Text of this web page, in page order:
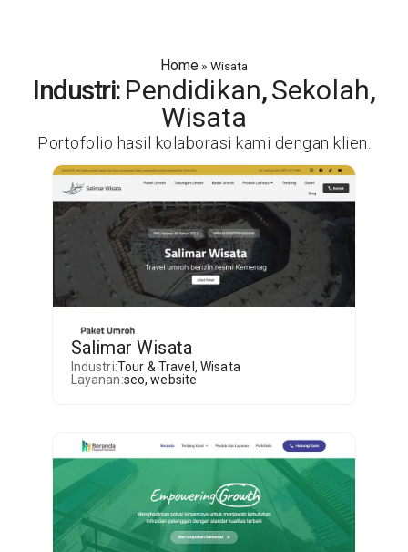
Home » Wisata
Industri: Pendidikan,Sekolah,
Wisata
Portofolio hasil kolaborasi kami dengan klien.
Salimar Wisata
Industri:Tour & Travel , Wisata
Layanan:seo,website